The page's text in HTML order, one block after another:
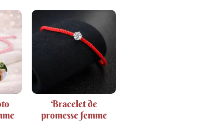
Bracelet de
promesse femme